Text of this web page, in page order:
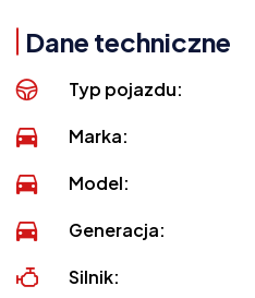
Dane techniczne
Typ pojazdu:
Marka:
Model:
Generacja:
Silnik: